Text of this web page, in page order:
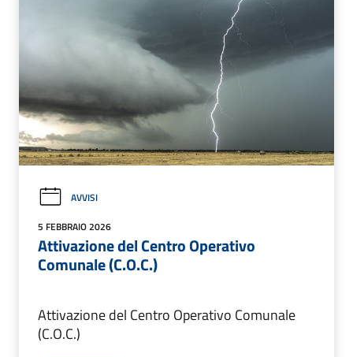
AVVISI
5 FEBBRAIO 2026
Attivazione del Centro Operativo
Comunale (C.O.C.)
Attivazione del Centro Operativo Comunale
(C.O.C.)